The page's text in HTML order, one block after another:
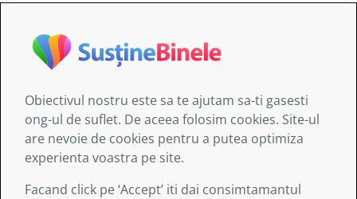
Informaţiile furnizate de AITIS:
au doar un caracter general şi nu sunt destinate să
abordeze circumstanţe specifice ale nici unei
persoane sau entităţi;
Obiectivul nostru este sa te ajutam sa-ti gasesti
ong-ul de suflet. De aceea folosim cookies. Site-ul
are nevoie de cookies pentru a putea optimiza
experienta voastra pe site.
Facand click pe ‘Accept’ iti dai consimtamantul